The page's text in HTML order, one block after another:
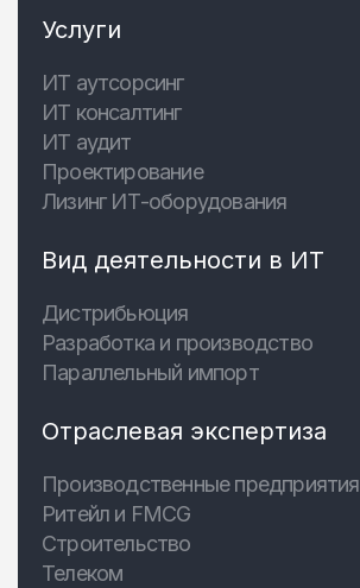
Услуги
ИТ аутсорсинг
ИТ консалтинг
ИТ аудит
Проектирование
Лизинг ИТ-оборудования
Вид деятельности в ИТ
Дистрибьюция
Разработка и производство
Параллельный импорт
Отраслевая экспертиза
Производственные предприятия
Ритейл и FMCG
Строительство
Телеком